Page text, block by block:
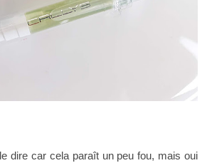
dire car cela paraît un peu fou, mais oui